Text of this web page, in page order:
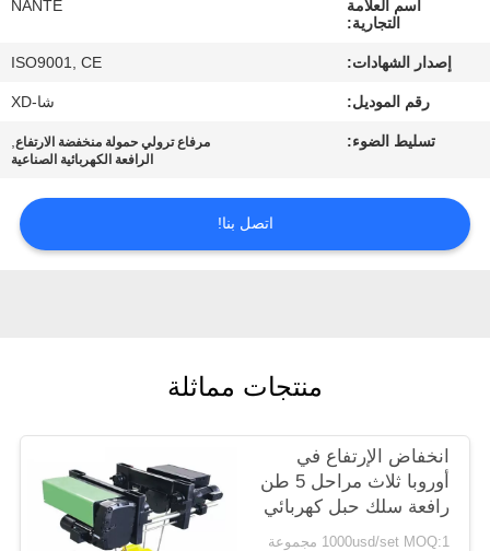
اتصل
اقتباس
PRIVACY
POLICY
اسم العلامة
التجارية:
NANTE
إصدار الشهادات: ISO9001, CE
رقم الموديل: شا-XD
تسليط الضوء: مرفاع ترولي حمولة منخفضة الارتفاع,
الرافعة الكهربائية الصناعية
اتصل بنا!
منتجات مماثلة
انخفاض الإرتفاع في
أوروبا ثلاث مراحل 5 طن
رافعة سلك حبل كهربائي
1000usd/set MOQ:1 مجموعة